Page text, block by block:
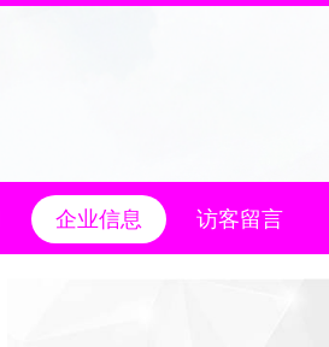
企业信息 访客留言